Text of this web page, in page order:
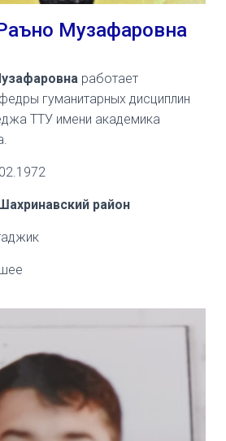
Музафаровна
работает
гуманитарных дисциплин
ТТУ имени академика
район